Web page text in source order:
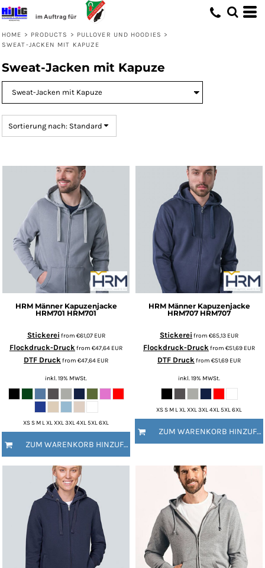
HOME > PRODUCTS > PULLOVER UND HOODIES >
SWEAT-JACKEN MIT KAPUZE
Sweat-Jacken mit Kapuze
Sortierung nach: Standard
HRM Männer Kapuzenjacke
HRM701 HRM701
Stickerei from €61,07 EUR
Flockdruck-Druckfrom €47,64 EUR
DTF Druckfrom €47,64 EUR
inkl. 19% MWSt.
XS S M L XL XXL 3XL 4XL 5XL 6XL
ZUM WARENKORB HINZUFÜGEN
HRM Männer Kapuzenjacke
HRM707 HRM707
Stickerei from €65,13 EUR
Flockdruck-Druckfrom €51,69 EUR
DTF Druckfrom €51,69 EUR
inkl. 19% MWSt.
XS S M L XL XXL 3XL 4XL 5XL 6XL
ZUM WARENKORB HINZUFÜGEN
Standard
Preis: höchster zuerst
Erstelldatum